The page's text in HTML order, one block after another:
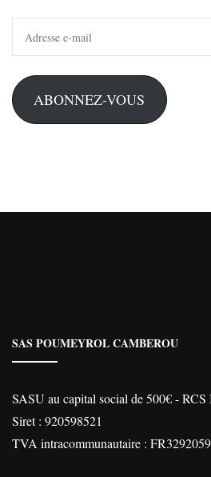
mail
ABONNEZ-VOUS
SAS POUMEYROL CAMBEROU
SASU au capital social de 500€ - RCS
Siret : 920598521
TVA intracommunautaire :